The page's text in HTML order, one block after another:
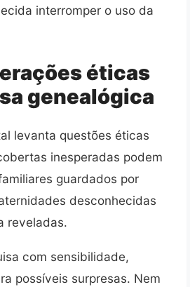
interromper o uso da
éticas
genealógica
levanta questões éticas
inesperadas podem
guardados por
desconhecidas
reveladas.
com sensibilidade,
possíveis surpresas. Nem